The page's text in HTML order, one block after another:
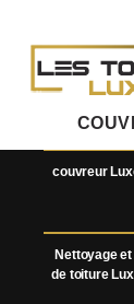
couvreur
Nettoyage
de toiture